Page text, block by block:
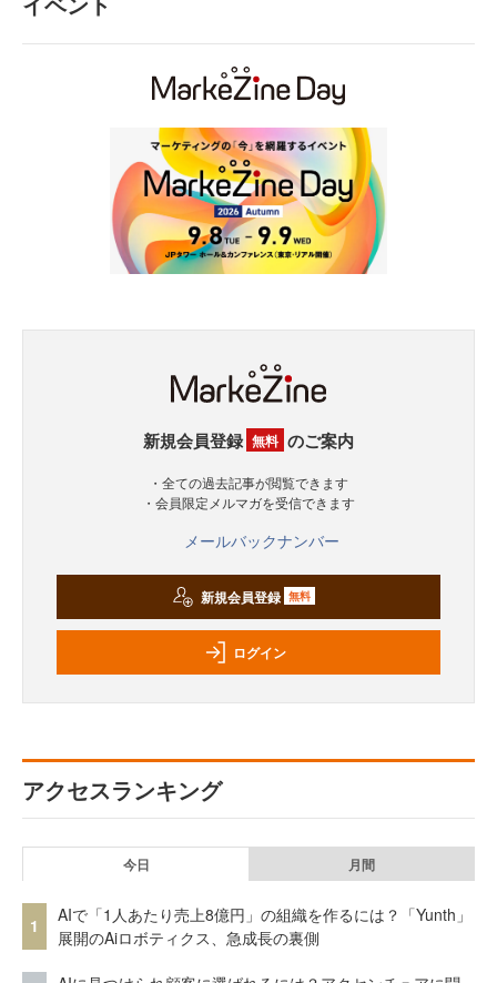
新規会員登録 無料 のご案内
・全ての過去記事が閲覧できます
・会員限定メルマガを受信できます
メールバックナンバー
新規会員登録 無料
ログイン
アクセスランキング
今日 月間
1
AIで「1人あたり売上8億円」の組織を作るには？「Yunth」
展開のAiロボティクス、急成長の裏側